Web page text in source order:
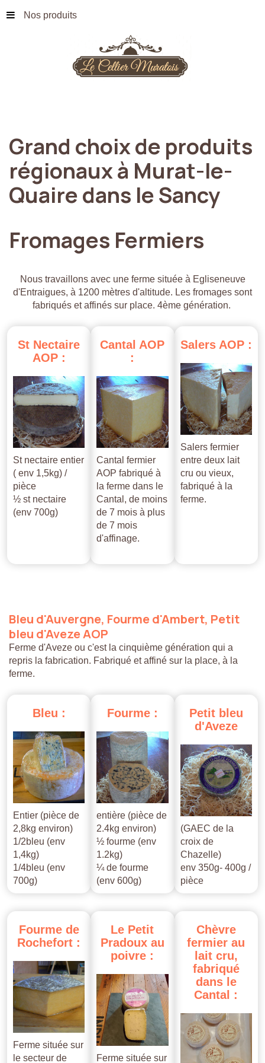
Nos produits
Grand choixde produits
régionauxà Murat-le-
Quairedans leSancy
Fromages Fermiers
Nous travaillons avec une ferme située à Egliseneuve
d'Entraigues, à 1200 mètres d'altitude. Les fromages sont
fabriqués et affinés sur place. 4ème génération.
St Nectaire
AOP :
St nectaire entier
( env 1,5kg) /
pièce
½ st nectaire
(env 700g)
Cantal AOP
:
Cantal fermier
AOP fabriqué à
la ferme dans le
Cantal, de moins
de 7 mois à plus
de 7 mois
d'affinage.
Salers AOP :
Salers fermier
entre deux lait
cru ou vieux,
fabriqué à la
ferme.
Bleu d'Auvergne, Fourmed'Ambert, Petit
bleu d'AvezeAOP
Ferme d'Aveze ou c'est la cinquième génération qui a
repris la fabrication. Fabriqué et affiné sur la place, à la
ferme.
Bleu :
Entier (pièce de
2,8kg environ)
1/2bleu (env
1,4kg)
1/4bleu (env
700g)
Fourme :
entière (pièce de
2.4kg environ)
½ fourme (env
1.2kg)
¼ de fourme
(env 600g)
Petit bleu
d'Aveze
(GAEC de la
croix de
Chazelle)
env 350g- 400g /
pièce
Fourme de
Rochefort :
Ferme située sur
le secteur de
Le Petit
Pradoux au
poivre :
Ferme située sur
Chèvre
fermier au
lait cru,
fabriqué
dans le
Cantal :